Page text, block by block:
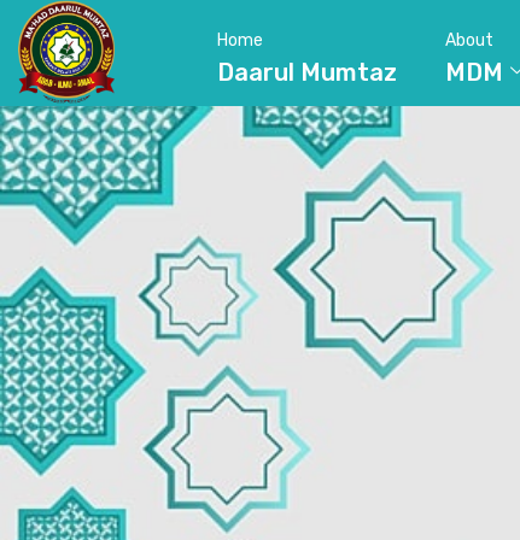
Home
Daarul Mumtaz
About
MDM